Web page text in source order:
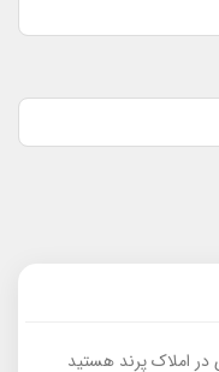
در املاک پرند هستید